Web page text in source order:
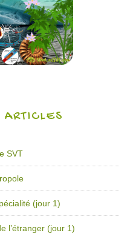
SVT
(jour 1)
l’étranger (jour 1)